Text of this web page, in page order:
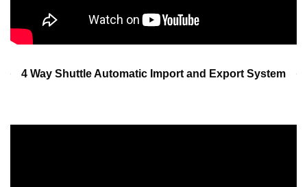
4 Way Shuttle Automatic Import and Export System